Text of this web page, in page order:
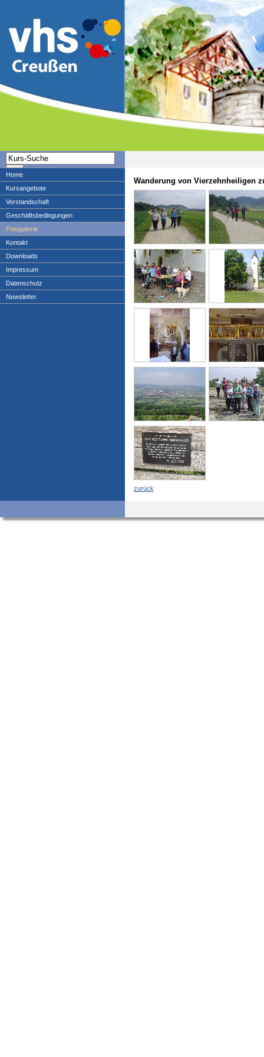
Home
Kursangebote
Vorstandschaft
Geschäftsbedingungen
Fotogalerie
Kontakt
Downloads
Impressum
Datenschutz
Newsletter
Wanderung von Vierzehnheiligen
zurück